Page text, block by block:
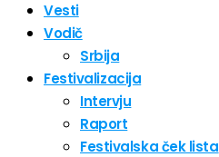
Vesti
Vodič
Srbija
Festivalizacija
Intervju
Raport
Festivalska ček lista